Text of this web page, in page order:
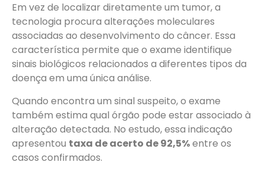
Em vez de localizar diretamente um tumor, a
tecnologia procura alterações moleculares
associadas ao desenvolvimento do câncer. Essa
característica permite que o exame identifique
sinais biológicos relacionados a diferentes tipos da
doença em uma única análise.
Quando encontra um sinal suspeito, o exame
também estima qual órgão pode estar associado à
alteração detectada. No estudo, essa indicação
apresentou taxa de acerto de 92,5%entre os
casos confirmados.